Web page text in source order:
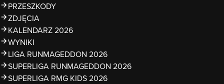
PRZESZKODY
ZDJĘCIA
KALENDARZ 2026
WYNIKI
LIGA RUNMAGEDDON 2026
SUPERLIGA RUNMAGEDDON 2026
SUPERLIGA RMG KIDS 2026